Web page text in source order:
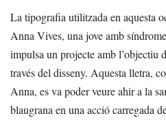
La tipografia utilitzada en aquesta
Anna Vives, una jove amb
impulsa un projecte amb l’objectiu
través del disseny. Aquesta lletra,
Anna, es va poder veure ahir a la
blaugrana en una acció carregada